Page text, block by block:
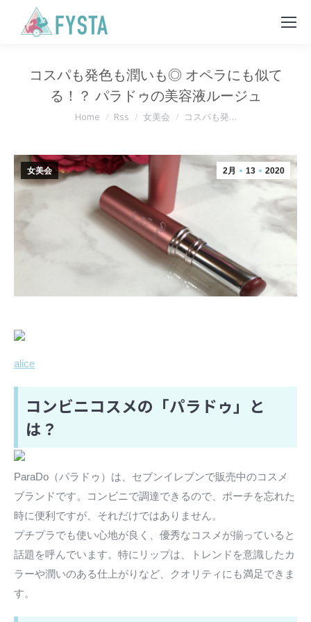
コスパも発色も潤いも◎ オペラにも似て
る！？ パラドゥの美容液ルージュ
You are here:
Home Rss 女美会 コスパも発…
2月 13 2020
女美会
alice
コンビニコスメの「パラドゥ」と
は？
ParaDo（パラドゥ）は、セブンイレブンで販売中のコスメ
ブランドです。コンビニで調達できるので、ポーチを忘れた
時に便利ですが、それだけではありません。
プチプラでも使い心地が良く、優秀なコスメが揃っていると
話題を呼んでいます。特にリップは、トレンドを意識したカ
ラーや潤いのある仕上がりなど、クオリティにも満足できま
す。